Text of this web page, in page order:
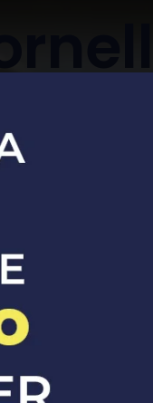
de